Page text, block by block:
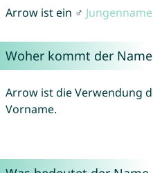
Arrow ist ein ♂ Jungenname
Woher kommt der
Arrow ist die Verwendung
Vorname.